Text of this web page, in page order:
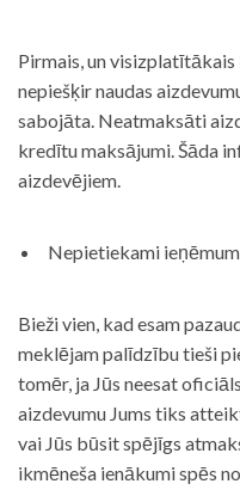
Pirmais, un
nepiešķir naudas
sabojāta. Neatmaksāti
kredītu maksājumi. Šāda
aizdevējiem.
Nepietiekami
Bieži vien, kad esam
meklējam palīdzību tieši
tomēr, ja Jūs neesat
aizdevumu Jums tiks
vai Jūs būsit spējīgs
ikmēneša ienākumi spēs